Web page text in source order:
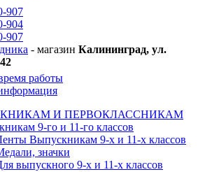
907
904
907
- магазин Калининград, ул.
работы
И ПЕРВОКЛАССНИКАМ
9-го и 11-го классов
Выпускникам 9-х и 11-х классов
значки
выпускного 9-х и 11-х классов